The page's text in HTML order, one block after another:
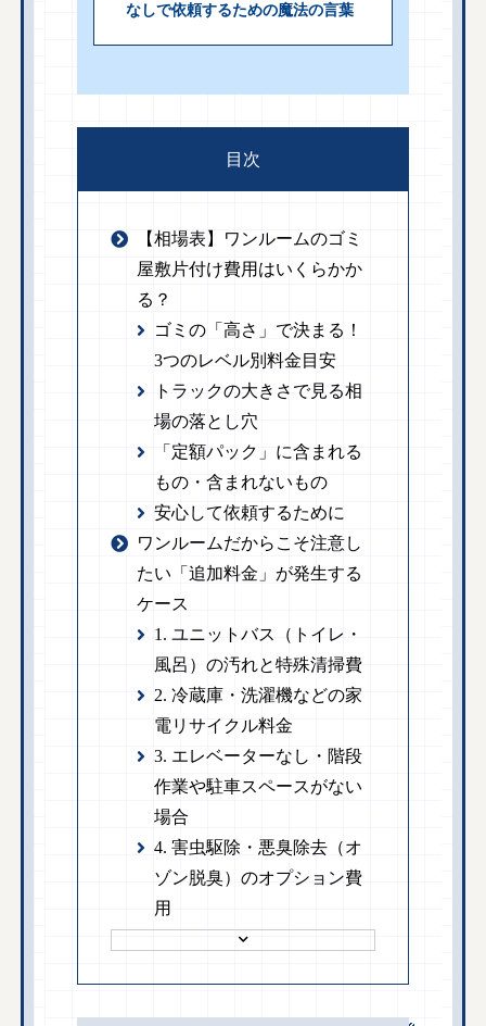
なしで依頼するための魔法の言葉
目次
【相場表】ワンルームのゴミ
屋敷片付け費用はいくらかか
る？
ゴミの「高さ」で決まる！
3つのレベル別料金目安
トラックの大きさで見る相
場の落とし穴
「定額パック」に含まれる
もの・含まれないもの
安心して依頼するために
ワンルームだからこそ注意し
たい「追加料金」が発生する
ケース
1. ユニットバス（トイレ・
風呂）の汚れと特殊清掃費
2. 冷蔵庫・洗濯機などの家
電リサイクル料金
3. エレベーターなし・階段
作業や駐車スペースがない
場合
4. 害虫駆除・悪臭除去（オ
ゾン脱臭）のオプション費
用